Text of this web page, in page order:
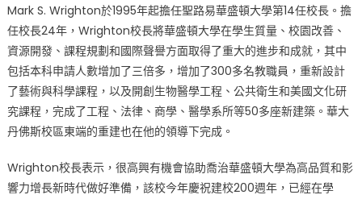
Mark S. Wrighton於1995年起擔任聖路易華盛頓大學第14任校長。擔
任校長24年，Wrighton校長將華盛頓大學在學生質量、校園改善、
資源開發、課程規劃和國際聲譽方面取得了重大的進步和成就，其中
包括本科申請人數增加了三倍多，增加了300多名教職員，重新設計
了藝術與科學課程，以及開創生物醫學工程、公共衛生和美國文化研
究課程，完成了工程、法律、商學、醫學系所等50多座新建築。華大
丹佛斯校區東端的重建也在他的領導下完成。
Wrighton校長表示，很高興有機會協助喬治華盛頓大學為高品質和影
響力增長新時代做好準備，該校今年慶祝建校200週年，已經在學